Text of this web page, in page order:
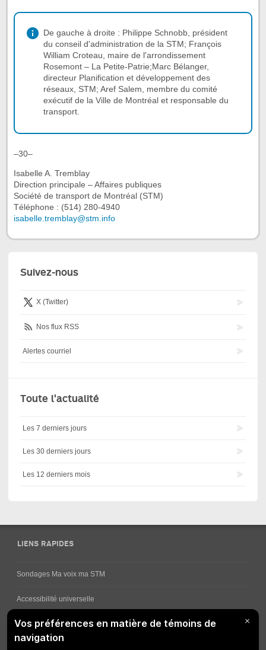
De gauche à droite : Philippe Schnobb, président
du conseil d'administration de la STM; François
William Croteau, maire de l'arrondissement
Rosemont – La Petite-Patrie;Marc Bélanger,
directeur Planification et développement des
réseaux, STM; Aref Salem, membre du comité
exécutif de la Ville de Montréal et responsable du
transport.
–30–
Isabelle A. Tremblay
Direction principale – Affaires publiques
Société de transport de Montréal (STM)
Téléphone : (514) 280-4940
isabelle.tremblay@stm.info
Suivez-nous
X (Twitter)
Nos flux RSS
Alertes courriel
Toute l'actualité
Les 7 derniers jours
Les 30 derniers jours
Les 12 derniers mois
LIENS RAPIDES
Sondages Ma voix ma STM
Accessibilité universelle
Comment obtenir vos horaires de bus